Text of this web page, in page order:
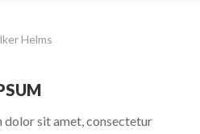
Helms
dolor sit amet, consectetur